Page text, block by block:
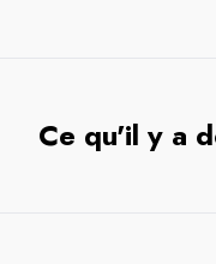
Ce qu'il y a